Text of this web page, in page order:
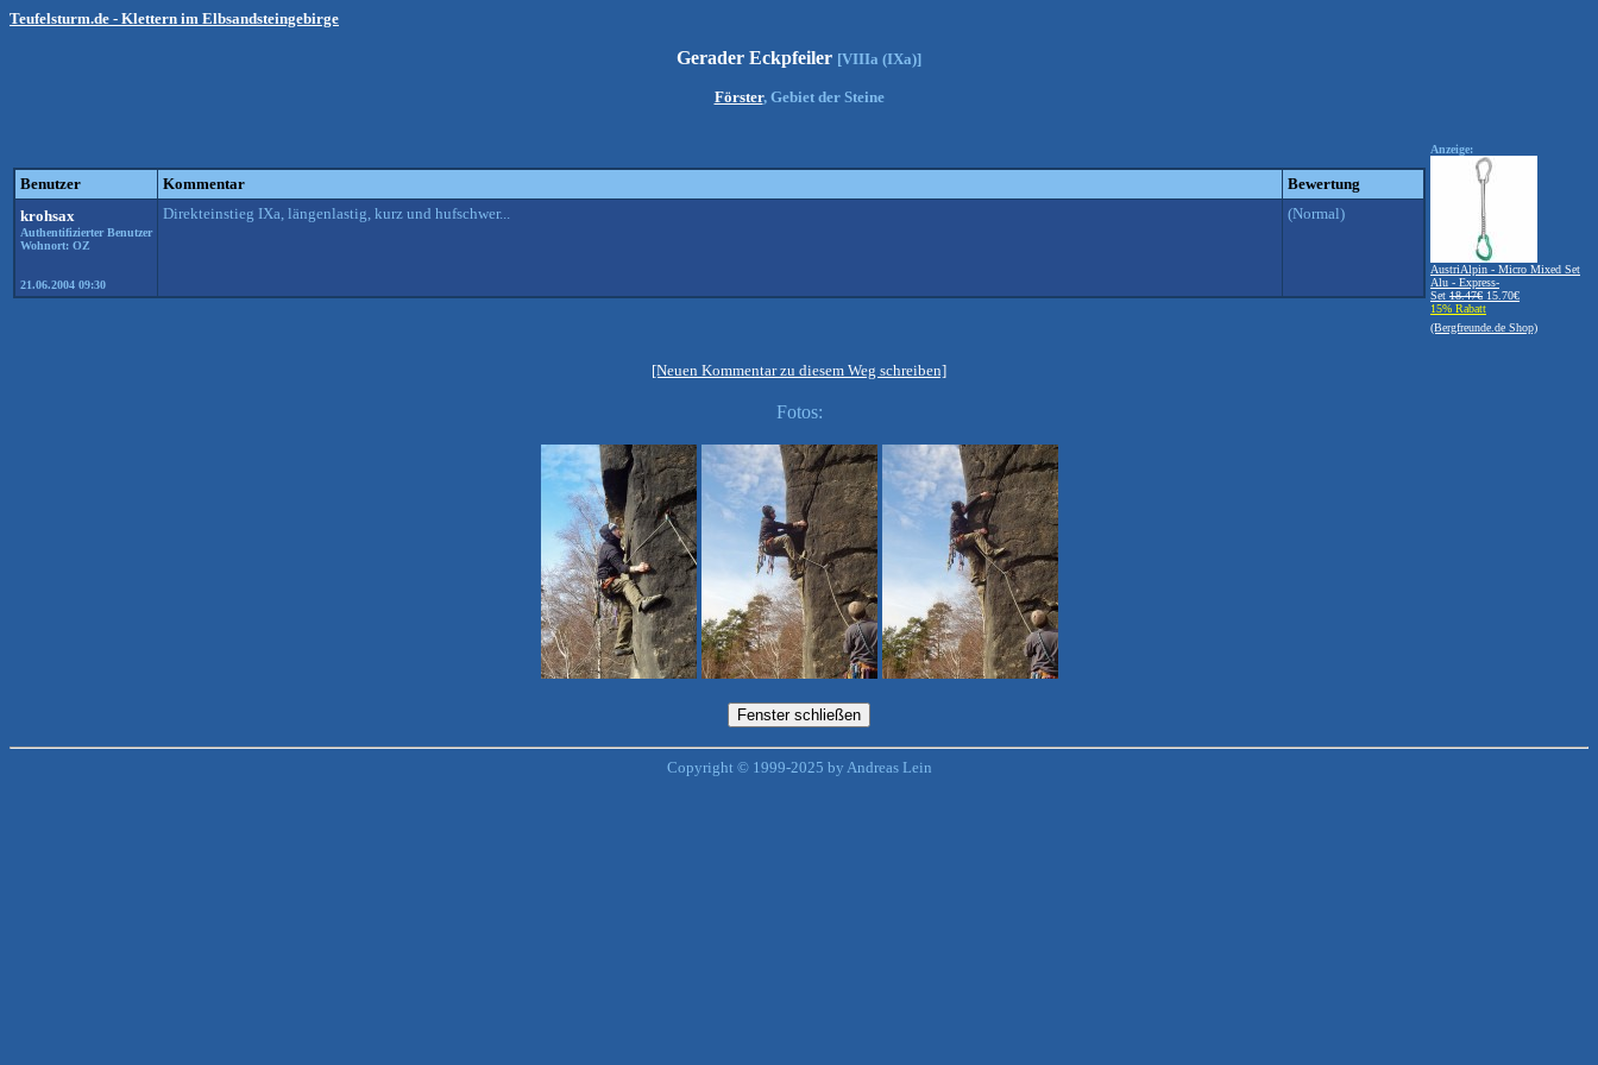
Teufelsturm.de - Klettern im Elbsandsteingebirge
Gerader Eckpfeiler [VIIIa (IXa)]
Förster, Gebiet der Steine
Benutzer Kommentar
Bewertung
krohsax
Authentifizierter Benutzer
Wohnort: OZ
21.06.2004 09:30
Direkteinstieg IXa, längenlastig, kurz und hufschwer... (Normal)
Anzeige:
AustriAlpin - Micro Mixed Set
Alu - Express-
Set 18.47€ 15.70€
15% Rabatt
(Bergfreunde.de Shop)
[Neuen Kommentar zu diesem Weg schreiben]
Fotos:
Copyright © 1999-2025 by Andreas Lein